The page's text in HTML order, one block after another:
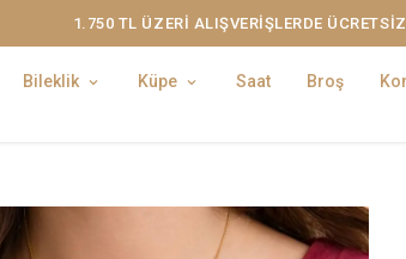
1.750 TL ÜZERİ ALIŞVERİŞLERDE
Bileklik Küpe Saat Broş